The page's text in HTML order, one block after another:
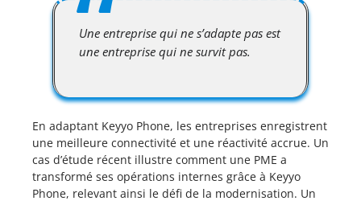
Une entreprise qui ne s’adapte pas est
une entreprise qui ne survit pas.
En adaptant Keyyo Phone, les entreprises enregistrent
une meilleure connectivité et une réactivité accrue. Un
cas d’étude récent illustre comment une PME a
transformé ses opérations internes grâce à Keyyo
Phone, relevant ainsi le défi de la modernisation. Un